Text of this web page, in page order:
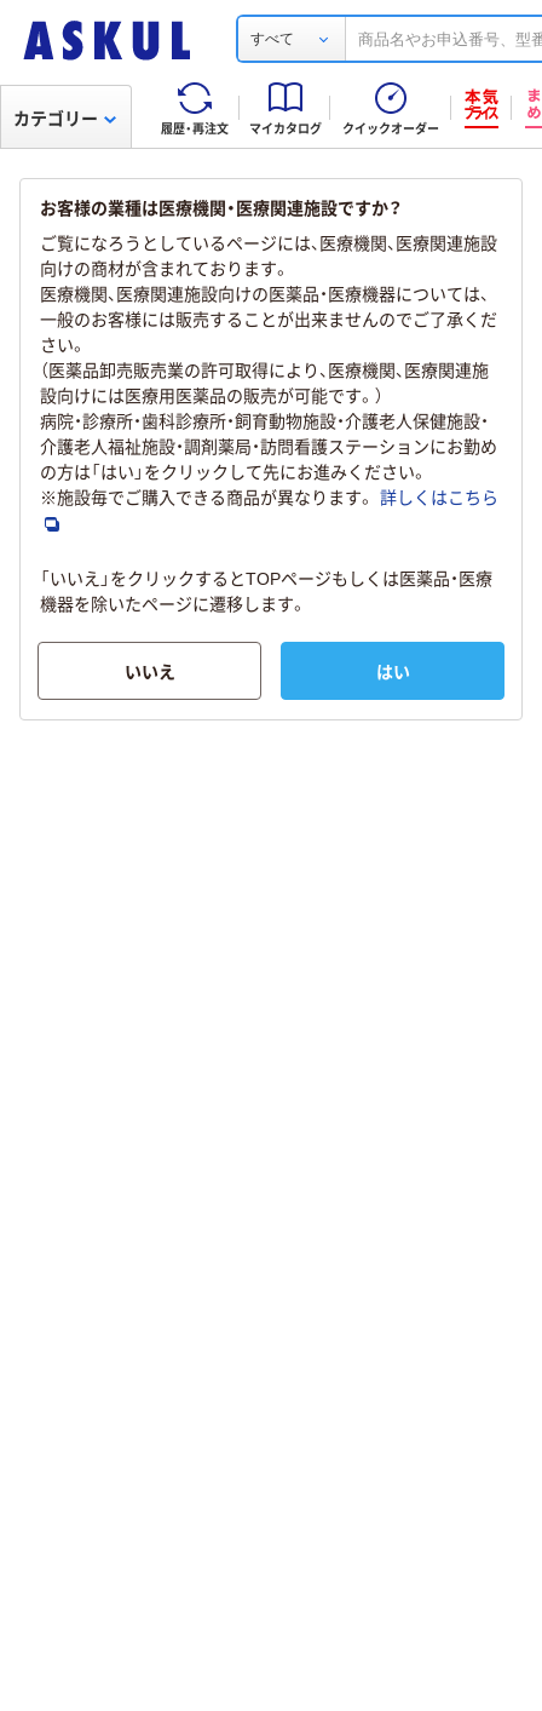
すべて
履歴・再注文 マイカタログ クイックオーダー
カテゴリー
お客様の業種は医療機関・医療関連施設ですか？
ご覧になろうとしているページには、医療機関、医療関連施設
向けの商材が含まれております。
医療機関、医療関連施設向けの医薬品・医療機器については、
一般のお客様には販売することが出来ませんのでご了承くだ
さい。
（医薬品卸売販売業の許可取得により、医療機関、医療関連施
設向けには医療用医薬品の販売が可能です。）
病院・診療所・歯科診療所・飼育動物施設・介護老人保健施設・
介護老人福祉施設・調剤薬局・訪問看護ステーションにお勤め
の方は「はい」をクリックして先にお進みください。
※施設毎でご購入できる商品が異なります。 詳しくはこちら
「いいえ」をクリックするとTOPページもしくは医薬品・医療
機器を除いたページに遷移します。
いいえ はい